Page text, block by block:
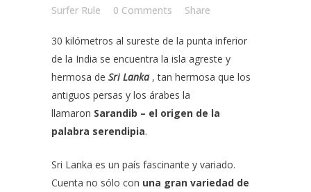
Surfer Rule
0 Comments Share
30 kilómetros al sureste de la punta inferior
de la India se encuentra la isla agreste y
hermosa de SriLanka , tan hermosa que los
antiguos persas y los árabes la
llamaron Sarandib – el origen de la
palabra serendipia.
Sri Lanka es un país fascinante y variado.
Cuenta no sólo con una gran variedad de